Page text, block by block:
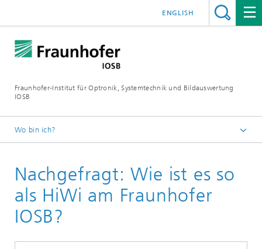
Fraunhofer-Institut für Optronik, Systemtechnik und Bildauswertung
IOSB
ENGLISH
Wo bin ich?
Jobs/Karriere
Angebote für Studierende
Nachgefragt: Wie ist es so
als HiWi am Fraunhofer
IOSB?